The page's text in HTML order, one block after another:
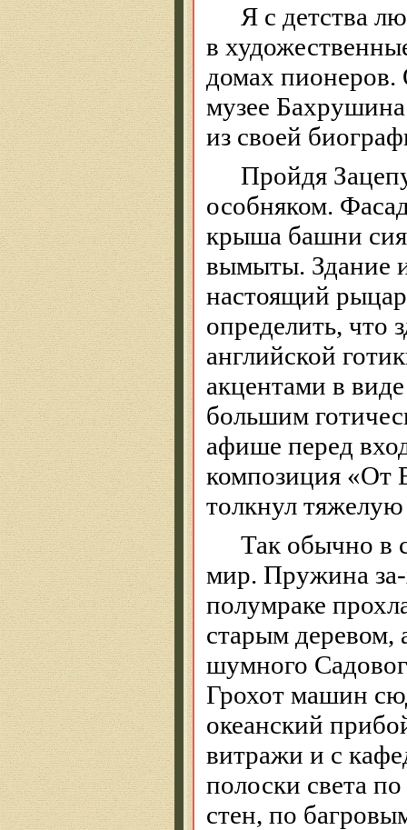
Я с детства
в
домах пионеров.
музее
из своей
Пройдя
особняком.
крыша башни
вымыты. Здание
настоящий
определить, что
английской
акцентами в
большим
афише перед
композиция «От
толкнул тяжелую
Так обычно в
мир. Пружина за-
полумраке
старым деревом,
шумного
Грохот машин
океанский
витражи и с
полоски света
стен, по